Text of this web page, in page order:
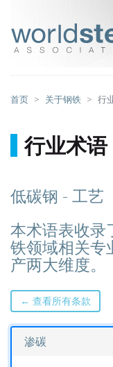
首页 关于钢铁 行
行业术语
低碳钢 - 工艺
本术语表收录
铁领域相关专
产两大维度。
← 查看所有条款
渗碳